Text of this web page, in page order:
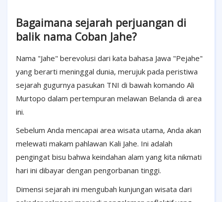
Bagaimana sejarah perjuangan di
balik nama Coban Jahe?
Nama "Jahe" berevolusi dari kata bahasa Jawa "Pejahe"
yang berarti meninggal dunia, merujuk pada peristiwa
sejarah gugurnya pasukan TNI di bawah komando Ali
Murtopo dalam pertempuran melawan Belanda di area
ini.
Sebelum Anda mencapai area wisata utama, Anda akan
melewati makam pahlawan Kali Jahe. Ini adalah
pengingat bisu bahwa keindahan alam yang kita nikmati
hari ini dibayar dengan pengorbanan tinggi.
Dimensi sejarah ini mengubah kunjungan wisata dari